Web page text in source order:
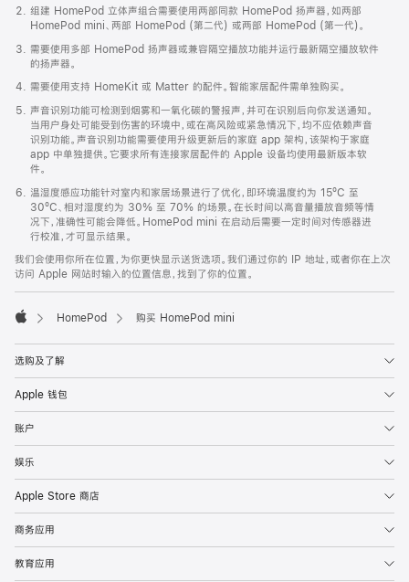
打
开)
组建 HomePod 立体声组合需要使用两部同款 HomePod 扬声器，如两部
HomePod mini、两部 HomePod (第二代) 或两部 HomePod (第一代)。
需要使用多部 HomePod 扬声器或兼容隔空播放功能并运行最新隔空播放软件
的扬声器。
需要使用支持 HomeKit 或 Matter 的配件。智能家居配件需单独购买。
声音识别功能可检测到烟雾和一氧化碳的警报声，并可在识别后向你发送通知。
当用户身处可能受到伤害的环境中，或在高风险或紧急情况下，均不应依赖声音
识别功能。声音识别功能需要使用升级更新后的家庭 app 架构，该架构于家庭
app 中单独提供。它要求所有连接家居配件的 Apple 设备均使用最新版本软
件。
温湿度感应功能针对室内和家居场景进行了优化，即环境温度约为 15ºC 至
30ºC、相对湿度约为 30% 至 70% 的场景。在长时间以高音量播放音频等情
况下，准确性可能会降低。HomePod mini 在启动后需要一定时间对传感器进
行校准，才可显示结果。
我们会使用你所在位置，为你更快显示送货选项。我们通过你的 IP 地址，或者你在上次
访问 Apple 网站时输入的位置信息，找到了你的位置。
HomePod 购买 HomePod mini
选购及了解
Apple 钱包
账户
娱乐
Apple Store 商店
商务应用
教育应用